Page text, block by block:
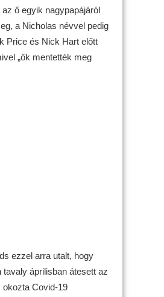
ő egyik nagypapájáról
a Nicholas névvel pedig
Price és Nick Hart előtt
„ők mentették meg
ezzel arra utalt, hogy
tavaly áprilisban átesett az
okozta Covid-19